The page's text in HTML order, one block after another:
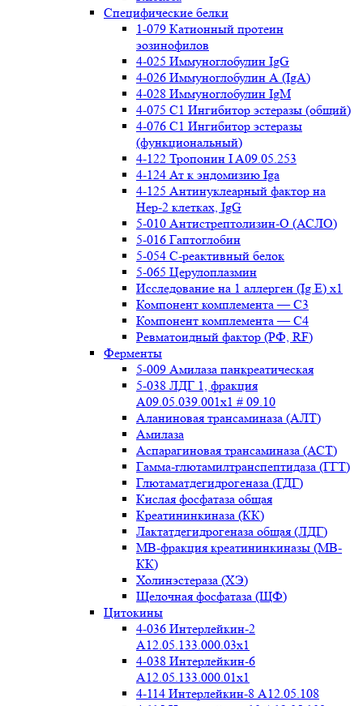
Специфические белки
1-079 Катионный протеин
эозинофилов
4-025 Иммуноглобулин IgG
4-026 Иммуноглобулин А (IgA)
4-028 Иммуноглобулин IgM
4-075 С1 Ингибитор эстеразы (общий)
4-076 С1 Ингибитор эстеразы
(функциональный)
4-122 Тропонин I A09.05.253
4-124 Ат к эндомизию Iga
4-125 Антинуклеарный фактор на
Нер-2 клетках, IgG
5-010 Антистрептолизин-О (АСЛО)
5-016 Гаптоглобин
5-054 С-реактивный белок
5-065 Церулоплазмин
Исследование на 1 аллерген (Ig E) x1
Компонент комплемента — С3
Компонент комплемента — С4
Ревматоидный фактор (РФ, RF)
Ферменты
5-009 Амилаза панкреатическая
5-038 ЛДГ 1, фракция
A09.05.039.001x1 # 09.10
Аланиновая трансаминаза (АЛТ)
Амилаза
Аспарагиновая трансаминаза (АСТ)
Гамма-глютамилтранспептидаза (ГГТ)
Глютаматдегидрогеназа (ГДГ)
Кислая фосфатаза общая
Креатининкиназа (КК)
Лактатдегидрогеназа общая (ЛДГ)
МВ-фракция креатининкиназы (МВ-
КК)
Холинэстераза (ХЭ)
Щелочная фосфатаза (ЩФ)
Цитокины
4-036 Интерлейкин-2
A12.05.133.000.03x1
4-038 Интерлейкин-6
A12.05.133.000.01x1
4-114 Интерлейкин-8 A12.05.108